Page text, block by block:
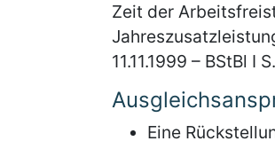
Zeit der
11.11.1999 – BStBl
Eine